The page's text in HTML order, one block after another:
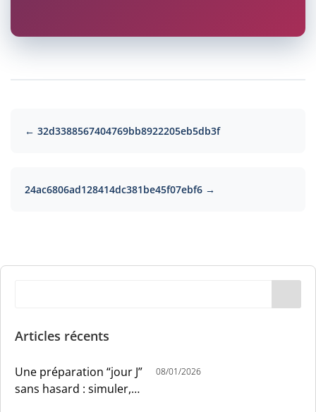
← 32d3388567404769bb8922205eb5db3f
24ac6806ad128414dc381be45f07ebf6 →
Articles récents
Une préparation “jour J”
sans hasard : simuler,
08/01/2026